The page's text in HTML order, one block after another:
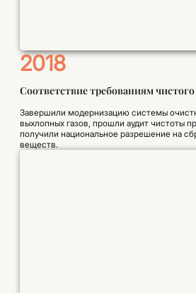
2018
Соответствие требованиям
Завершили модернизацию системы
выхлопных газов, прошли аудит чистоты
получили национальное разрешение на
веществ.